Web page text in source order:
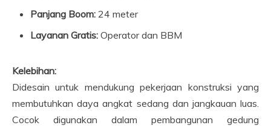
Panjang Boom: 24 meter
Layanan Gratis: Operator dan BBM
Kelebihan:
Didesain untuk mendukung pekerjaan konstruksi yang
membutuhkan daya angkat sedang dan jangkauan luas.
Cocok digunakan dalam pembangunan gedung